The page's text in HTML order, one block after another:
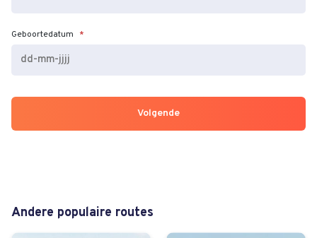
Geboortedatum *
dash
dash
Andere populaire routes